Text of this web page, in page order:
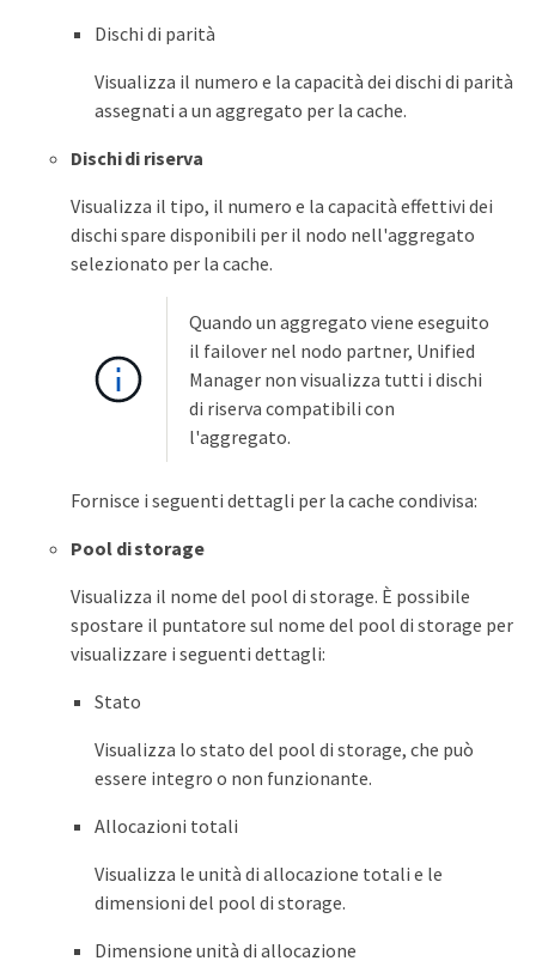
Dischi di parità
Visualizza il numero e la capacità dei dischi di parità
assegnati a un aggregato per la cache.
Dischi di riserva
Visualizza il tipo, il numero e la capacità effettivi dei
dischi spare disponibili per il nodo nell'aggregato
selezionato per la cache.
Quando un aggregato viene eseguito
il failover nel nodo partner, Unified
Manager non visualizza tutti i dischi
di riserva compatibili con
l'aggregato.
Fornisce i seguenti dettagli per la cache condivisa:
Pool di storage
Visualizza il nome del pool di storage. È possibile
spostare il puntatore sul nome del pool di storage per
visualizzare i seguenti dettagli:
Stato
Visualizza lo stato del pool di storage, che può
essere integro o non funzionante.
Allocazioni totali
Visualizza le unità di allocazione totali e le
dimensioni del pool di storage.
Dimensione unità di allocazione